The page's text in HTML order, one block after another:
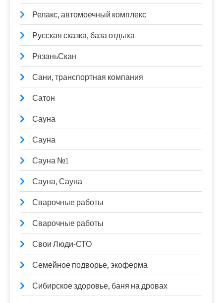
Релакс, автомоечный комплекс
Русская сказка, база отдыха
РязаньСкан
Сани, транспортная компания
Сатон
Сауна
Сауна
Сауна №1
Сауна, Сауна
Сварочные работы
Сварочные работы
Свои Люди-СТО
Семейное подворье, экоферма
Сибирское здоровье, баня на дровах